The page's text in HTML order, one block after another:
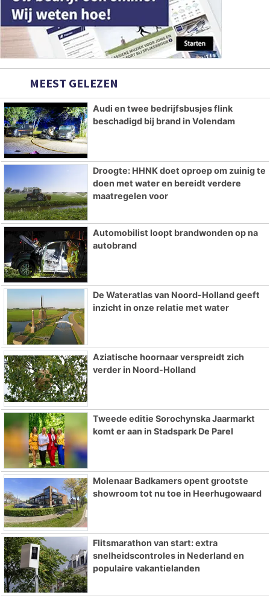
MEEST GELEZEN
Audi en twee bedrijfsbusjes flink
beschadigd bij brand in Volendam
Droogte: HHNK doet oproep om zuinig te
doen met water en bereidt verdere
maatregelen voor
Automobilist loopt brandwonden op na
autobrand
De Wateratlas van Noord-Holland geeft
inzicht in onze relatie met water
Aziatische hoornaar verspreidt zich
verder in Noord-Holland
Tweede editie Sorochynska Jaarmarkt
komt er aan in Stadspark De Parel
Molenaar Badkamers opent grootste
showroom tot nu toe in Heerhugowaard
Flitsmarathon van start: extra
snelheidscontroles in Nederland en
populaire vakantielanden